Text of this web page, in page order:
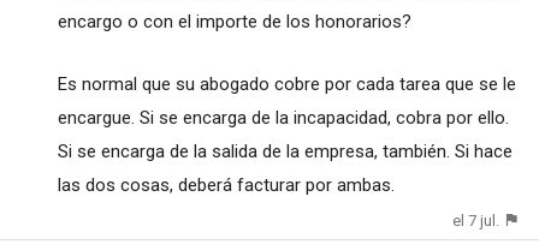
encargo o con el importe de los honorarios?
Es normal que su abogado cobre por cada tarea que se le
encargue. Si se encarga de la incapacidad, cobra por ello.
Si se encarga de la salida de la empresa, también. Si hace
las dos cosas, deberá facturar por ambas.
el 7 jul.